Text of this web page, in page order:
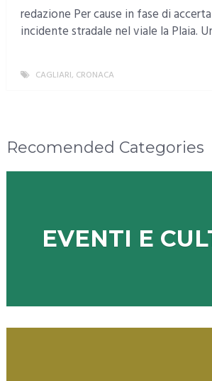
redazione Per cause in fase di
incidente stradale nel viale la Plaia.
CAGLIARI, CRONACA
Recomended Categories
EVENTI E